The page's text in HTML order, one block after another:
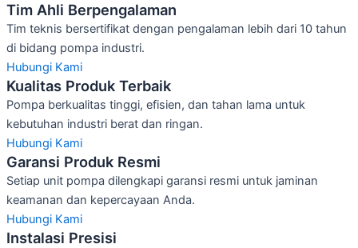
Tim Ahli Berpengalaman
Tim teknis bersertifikat dengan pengalaman lebih dari 10 tahun
di bidang pompa industri.
Hubungi Kami
Kualitas Produk Terbaik
Pompa berkualitas tinggi, efisien, dan tahan lama untuk
kebutuhan industri berat dan ringan.
Hubungi Kami
Garansi Produk Resmi
Setiap unit pompa dilengkapi garansi resmi untuk jaminan
keamanan dan kepercayaan Anda.
Hubungi Kami
Instalasi Presisi